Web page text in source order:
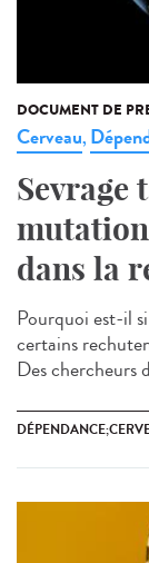
DOCUMENT DE
Cerveau,
Sevrage
dans la
Pourquoi est-il
certains
Des chercheurs